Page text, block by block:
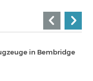
in Bembridge